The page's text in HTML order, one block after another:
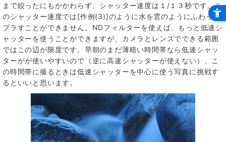
まで絞ったにもかかわらず、シャッター速度は１/１３秒です。こ
のシャッター速度では[作例(3)]のように水を雲のようにふわっと
ブラすことができません。NDフィルターを使えば、もっと低速シ
ャッターを使うことができますが、カメラとレンズでできる範囲
ではこの辺が限度です。早朝のまだ薄暗い時間帯なら低速シャッ
ターがが使いやすいので（逆に高速シャッターが使えない）、こ
の時間帯に撮るときは低速シャッターを中心に使う写真に挑戦す
るといいと思います。